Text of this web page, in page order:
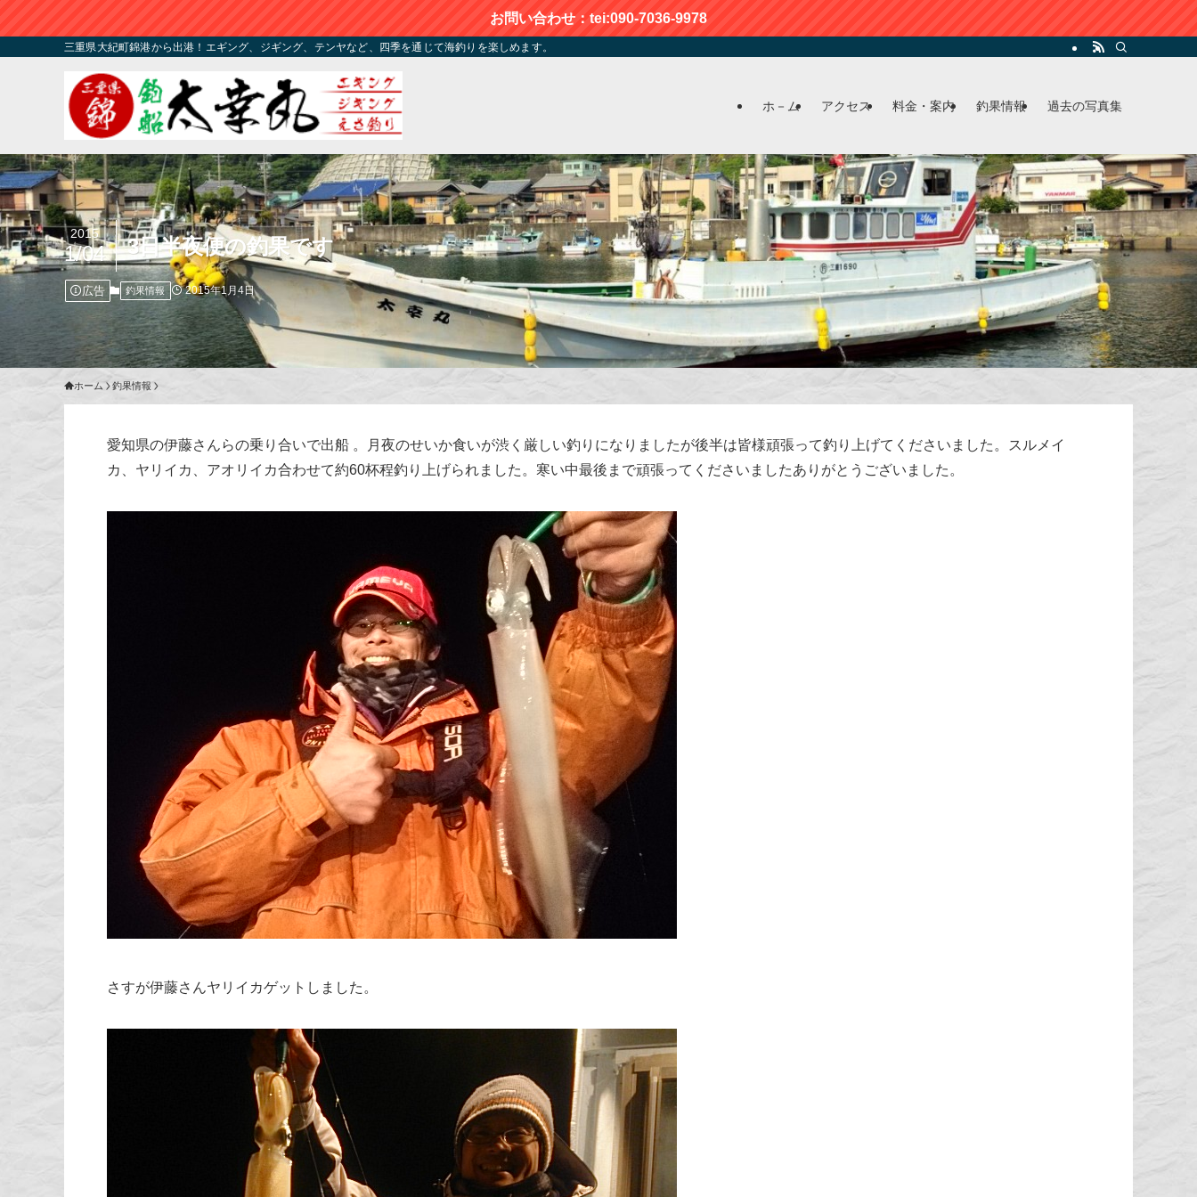
お問い合わせ：tei:090-7036-9978
三重県大紀町錦港から出港！エギング、ジギング、テンヤなど、四季を通じて海釣りを楽しめます。
ホ－ム アクセス 料金・案内 釣果情報 過去の写真集
3日半夜便の釣果です
2015
1/04
広告 釣果情報 2015年1月4日
ホーム 釣果情報
愛知県の伊藤さんらの乗り合いで出船 。月夜のせいか食いが渋く厳しい釣りになりましたが後半は皆様頑張って釣り上げてくださいました。スルメイ
カ、ヤリイカ、アオリイカ合わせて約60杯程釣り上げられました。寒い中最後まで頑張ってくださいましたありがとうございました。
さすが伊藤さんヤリイカゲットしました。